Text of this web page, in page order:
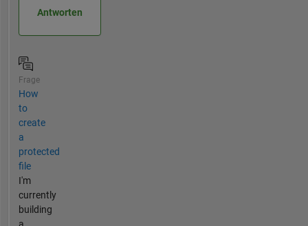
Antworten
Frage
How
to
create
a
protected
file
I'm
currently
building